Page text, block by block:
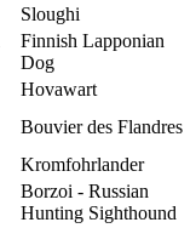
Sloughi
Finnish Lapponian
Dog
Hovawart
Bouvier des Flandres
Kromfohrlander
Borzoi - Russian
Hunting Sighthound